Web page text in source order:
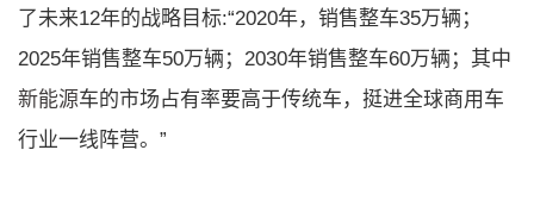
了未来12年的战略目标:“2020年，销售整车35万辆；
2025年销售整车50万辆；2030年销售整车60万辆；其中
新能源车的市场占有率要高于传统车，挺进全球商用车
行业一线阵营。”